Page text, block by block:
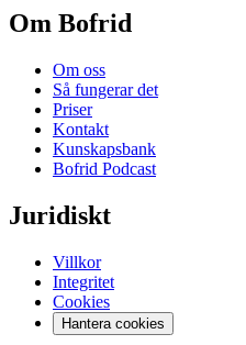
Om Bofrid
Om oss
Så fungerar det
Priser
Kontakt
Kunskapsbank
Bofrid Podcast
Juridiskt
Villkor
Integritet
Cookies
Hantera cookies